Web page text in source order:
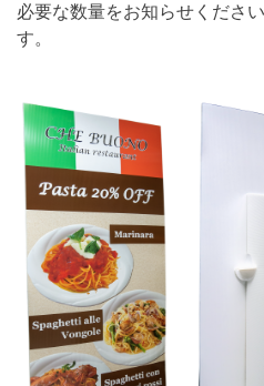
必要な数量をお知らせくださ
す。